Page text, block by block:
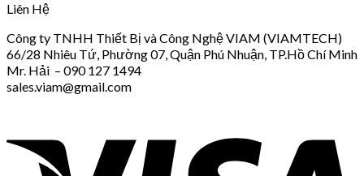
Liên Hệ
Công ty TNHH Thiết Bị và Công Nghệ VIAM (VIAMTECH)
66/28 Nhiêu Tứ, Phường 07, Quận Phú Nhuận, TP.Hồ Chí Minh
Mr. Hải – 090 127 1494
sales.viam@gmail.com